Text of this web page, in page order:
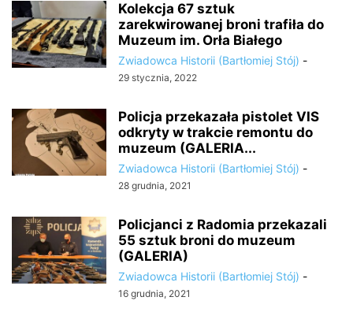
Kolekcja 67 sztuk
zarekwirowanej broni trafiła do
Muzeum im. Orła Białego
Zwiadowca Historii (Bartłomiej Stój) -
29 stycznia, 2022
Policja przekazała pistolet VIS
odkryty w trakcie remontu do
muzeum (GALERIA...
Zwiadowca Historii (Bartłomiej Stój) -
28 grudnia, 2021
Policjanci z Radomia przekazali
55 sztuk broni do muzeum
(GALERIA)
Zwiadowca Historii (Bartłomiej Stój) -
16 grudnia, 2021